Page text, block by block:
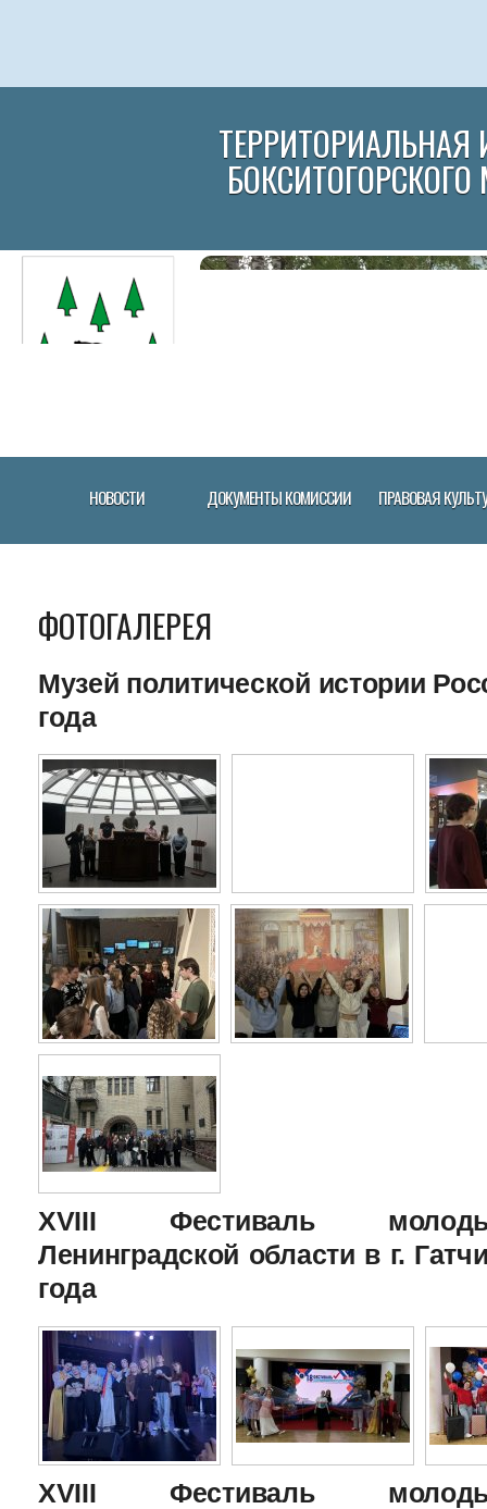
НОВОСТИ ДОКУМЕНТЫ КОМИССИИ ПРАВОВАЯ
ФОТОГАЛЕРЕЯ
Музей политической истории
года
XVIII Фестиваль
Ленинградской области в г.
года
XVIII Фестиваль